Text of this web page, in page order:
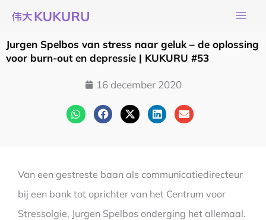
naar
de
inhoud
Jurgen Spelbos van stress naar geluk – de oplossing
voor burn-out en depressie | KUKURU #53
16 december 2020
Van een gestreste baan als communicatiedirecteur
bij een bank tot oprichter van het Centrum voor
Stressolgie, Jurgen Spelbos onderging het allemaal.